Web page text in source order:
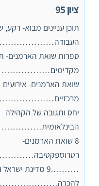
ציון 95
תוכן עניינים מבוא-
ספרות שואת הארמנים-
שואת הארמנים- אירועים
יחס ותגובה של הקהילה
8 שואת הארמנים-
……….9 מדינת